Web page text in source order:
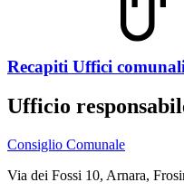
Recapiti Uffici
Ufficio
Consiglio Comunale
Via dei Fossi 10, Arnara,